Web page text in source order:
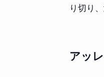
り切り
アッ